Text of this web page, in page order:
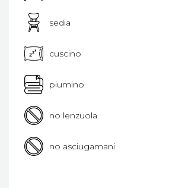
sedia
cuscino
piumino
no lenzuola
no asciugamani